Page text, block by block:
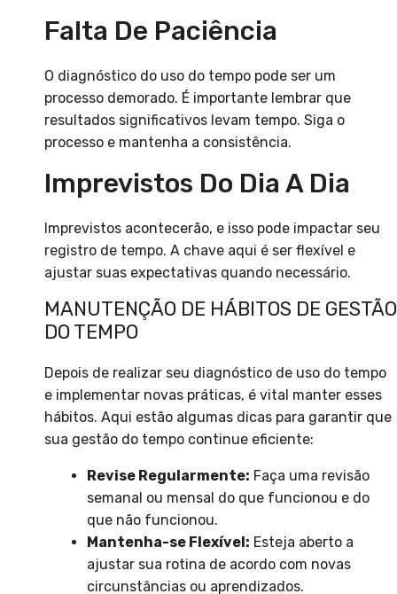
Falta De Paciência
O diagnóstico do uso do tempo pode ser um
processo demorado. É importante lembrar que
resultados significativos levam tempo. Siga o
processo e mantenha a consistência.
Imprevistos Do Dia A Dia
Imprevistos acontecerão, e isso pode impactar seu
registro de tempo. A chave aqui é ser flexível e
ajustar suas expectativas quando necessário.
MANUTENÇÃO DE HÁBITOS DE GESTÃO
DO TEMPO
Depois de realizar seu diagnóstico de uso do tempo
e implementar novas práticas, é vital manter esses
hábitos. Aqui estão algumas dicas para garantir que
sua gestão do tempo continue eficiente:
Revise Regularmente: Faça uma revisão
semanal ou mensal do que funcionou e do
que não funcionou.
Mantenha-se Flexível: Esteja aberto a
ajustar sua rotina de acordo com novas
circunstâncias ou aprendizados.